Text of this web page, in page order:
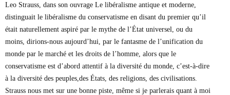
Leo Strauss, dans son ouvrage Le libéralisme antique et moderne,
distinguait le libéralisme du conservatisme en disant du premier qu’il
était naturellement aspiré par le mythe de l’État universel, ou du
moins, dirions-nous aujourd’hui, par le fantasme de l’unification du
monde par le marché et les droits de l’homme, alors que le
conservatisme est d’abord attentif à la diversité du monde, c’est-à-dire
à la diversité des peuples,des États, des religions, des civilisations.
Strauss nous met sur une bonne piste, même si je parlerais quant à moi